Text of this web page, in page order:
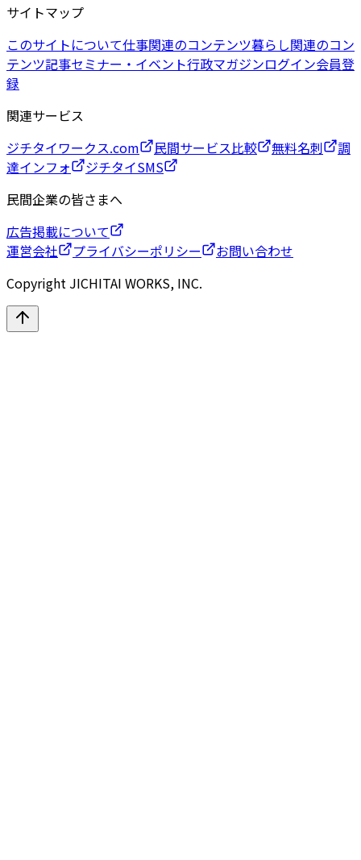
サイトマップ
このサイトについて仕事関連のコンテンツ暮らし関連のコン
テンツ記事セミナー・イベント行政マガジンログイン会員登
録
関連サービス
ジチタイワークス.com
民間サービス比較 無料名刺
調
達インフォ
ジチタイSMS
民間企業の皆さまへ
広告掲載について
運営会社
プライバシーポリシー
お問い合わせ
Copyright JICHITAI WORKS, INC.